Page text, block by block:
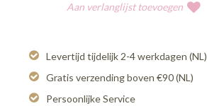
Aan verlanglijst toevoegen
Levertijd tijdelijk 2-4 werkdagen (NL)
Gratis verzending boven €90 (NL)
Persoonlijke Service